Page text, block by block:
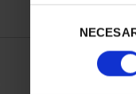
consentimiento